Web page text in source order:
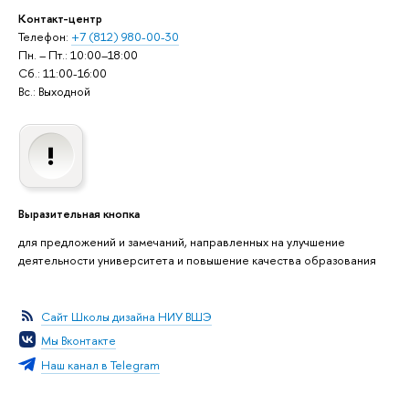
Контакт-центр
Телефон: +7 (812) 980-00-30
Пн. – Пт.: 10:00–18:00
Сб.: 11:00-16:00
Вс.: Выходной
Выразительная кнопка
для предложений и замечаний, направленных на улучшение
деятельности университета и повышение качества образования
Сайт Школы дизайна НИУ ВШЭ
Мы Вконтакте
Наш канал в Telegram